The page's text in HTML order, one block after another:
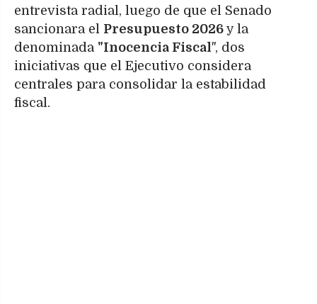
entrevista radial, luego de que el Senado
sancionara el Presupuesto 2026 y la
denominada "Inocencia Fiscal", dos
iniciativas que el Ejecutivo considera
centrales para consolidar la estabilidad
fiscal.